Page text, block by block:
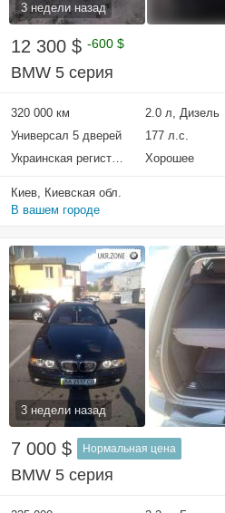
3 недели назад
12 300 $ -600 $
BMW 5 серия
320 000 км 2.0 л, Дизель
Универсал 5 дверей
177 л.с.
Украинская регистрация
Хорошее
Киев, Киевская обл.
В вашем городе
3 недели назад
7 000 $ Нормальная цена
BMW 5 серия